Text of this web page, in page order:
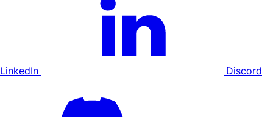
LinkedIn Discord